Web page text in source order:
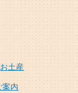
お土産
案内